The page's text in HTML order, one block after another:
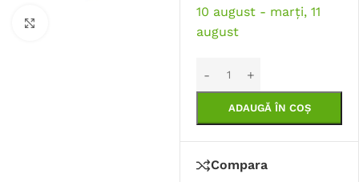
10 august - marți, 11
august
ADAUGĂ ÎN COȘ
Compara